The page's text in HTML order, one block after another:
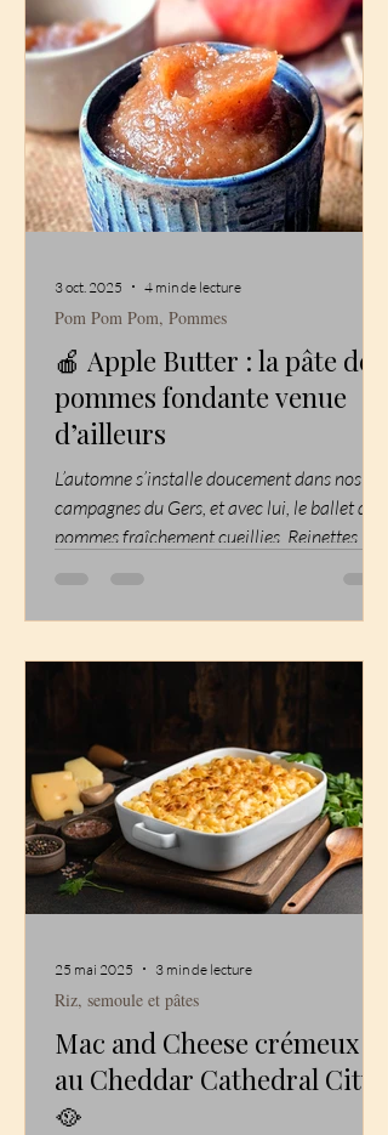
simple, végétarienne , mais pleine de
caractère, qui peut aussi accompagner à
merveille une volaille rôtie ou un magret de
canard po
🍎 Apple Butter : la pâte de
pommes fondante venue
d’ailleurs
L’automne s’installe doucement dans nos
campagnes du Gers, et avec lui, le ballet des
pommes fraîchement cueillies. Reinettes,
Pom Pom Pom, Pommes
3 oct. 2025 4 min de lecture
Mac and Cheese crémeux
au Cheddar Cathedral City
🥘
Riz, semoule et pâtes
25 mai 2025 3 min de lecture